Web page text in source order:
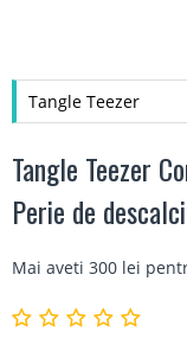
Tangle Teezer
Tangle Teezer
Perie de
Mai aveti 300 lei